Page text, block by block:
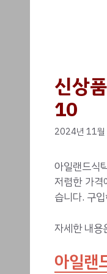
신상
10
2024년 11
아일랜드식
저렴한 가
습니다. 구
자세한 내용
아일랜